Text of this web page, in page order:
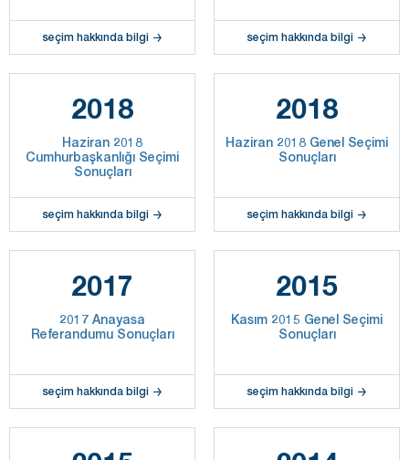
seçim hakkında bilgi seçim hakkında bilgi
2018
Haziran 2018
Cumhurbaşkanlığı Seçimi
Sonuçları
seçim hakkında bilgi
2018
Haziran 2018 Genel Seçimi
Sonuçları
seçim hakkında bilgi
2017
2017 Anayasa
Referandumu Sonuçları
seçim hakkında bilgi
2015
Kasım 2015 Genel Seçimi
Sonuçları
seçim hakkında bilgi